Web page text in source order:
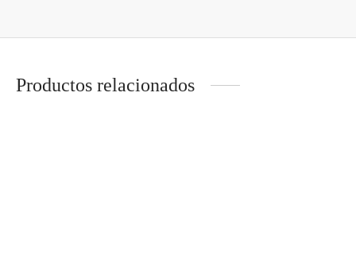
Productos relacionados